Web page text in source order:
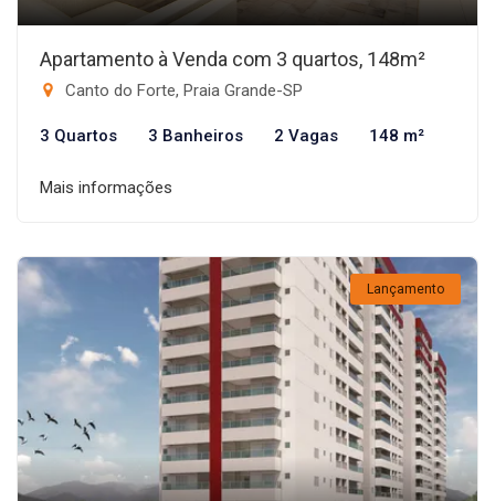
Apartamento à Venda com 3 quartos, 148m²
Canto do Forte, Praia Grande-SP
3 Quartos 3 Banheiros 2 Vagas 148 m²
Mais informações
Lançamento